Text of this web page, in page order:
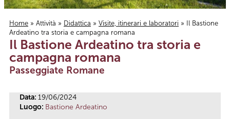
Tu sei qui
Home » Attività » Didattica » Visite, itinerari e laboratori » Il Bastione
Ardeatino tra storia e campagna romana
Il Bastione Ardeatino tra storia e
campagna romana
Passeggiate Romane
Data: 19/06/2024
Luogo: Bastione Ardeatino